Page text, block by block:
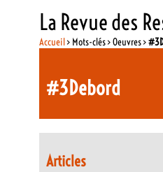
La Revue des
Accueil> Mots-clés > Oeuvres >
#3Debord
Articles